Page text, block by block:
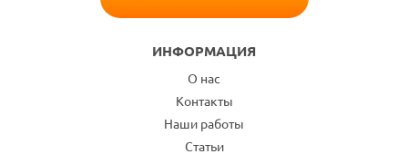
ИНФОРМАЦИЯ
О нас
Контакты
Наши работы
Статьи